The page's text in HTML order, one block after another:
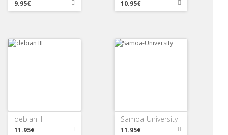
9.95€ 10.95€
debian III
11.95€
Samoa-University
11.95€